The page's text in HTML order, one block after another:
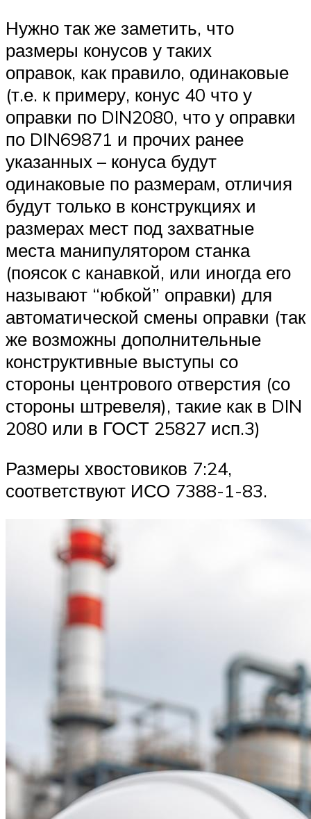
Нужно так же заметить, что
размеры конусов у таких
оправок, как правило, одинаковые
(т.е. к примеру, конус 40 что у
оправки по DIN2080, что у оправки
по DIN69871 и прочих ранее
указанных – конуса будут
одинаковые по размерам, отличия
будут только в конструкциях и
размерах мест под захватные
места манипулятором станка
(поясок с канавкой, или иногда его
называют “юбкой” оправки) для
автоматической смены оправки (так
же возможны дополнительные
конструктивные выступы со
стороны центрового отверстия (со
стороны штревеля), такие как в DIN
2080 или в ГОСТ 25827 исп.3)
Размеры хвостовиков 7:24,
соответствуют ИСО 7388-1-83.